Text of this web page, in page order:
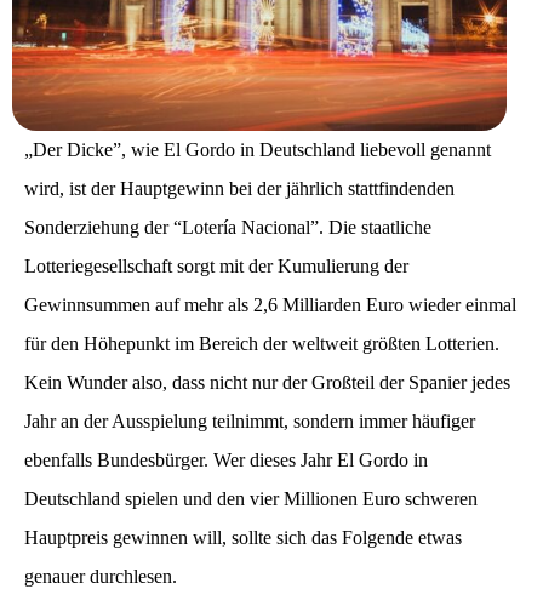
„Der Dicke”, wie El Gordo in Deutschland liebevoll genannt
wird, ist der Hauptgewinn bei der jährlich stattfindenden
Sonderziehung der “Lotería Nacional”. Die staatliche
Lotteriegesellschaft sorgt mit der Kumulierung der
Gewinnsummen auf mehr als 2,6 Milliarden Euro wieder einmal
für den Höhepunkt im Bereich der weltweit größten Lotterien.
Kein Wunder also, dass nicht nur der Großteil der Spanier jedes
Jahr an der Ausspielung teilnimmt, sondern immer häufiger
ebenfalls Bundesbürger. Wer dieses Jahr El Gordo in
Deutschland spielen und den vier Millionen Euro schweren
Hauptpreis gewinnen will, sollte sich das Folgende etwas
genauer durchlesen.